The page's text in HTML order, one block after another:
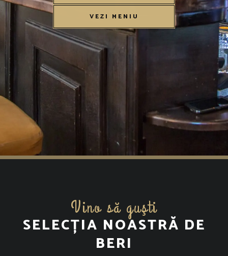
VEZI MENIU
Vino să guşti
SELECȚIA NOASTRĂ DE
BERI